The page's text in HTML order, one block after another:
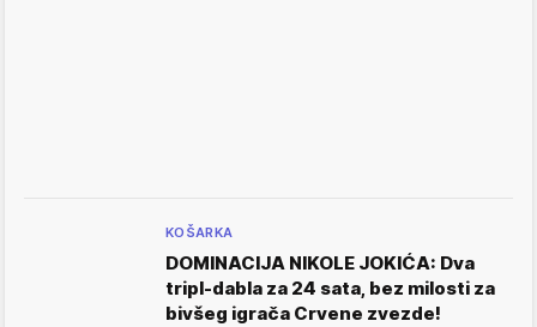
KOŠARKA
DOMINACIJA NIKOLE JOKIĆA: Dva
tripl-dabla za 24 sata, bez milosti za
bivšeg igrača Crvene zvezde!